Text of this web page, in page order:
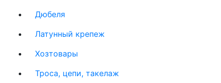
Дюбеля
Латунный крепеж
Хозтовары
Троса, цепи, такелаж